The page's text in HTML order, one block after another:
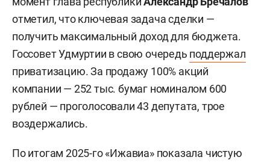
отметил, что ключевая задача сделки —
получить максимальный доход для бюджета.
Госсовет Удмуртии в свою очередь поддержал
приватизацию. За продажу 100% акций
компании — 252 тыс. бумаг номиналом 600
рублей — проголосовали 43 депутата, трое
воздержались.
По итогам 2025-го «Ижавиа» показала чистую